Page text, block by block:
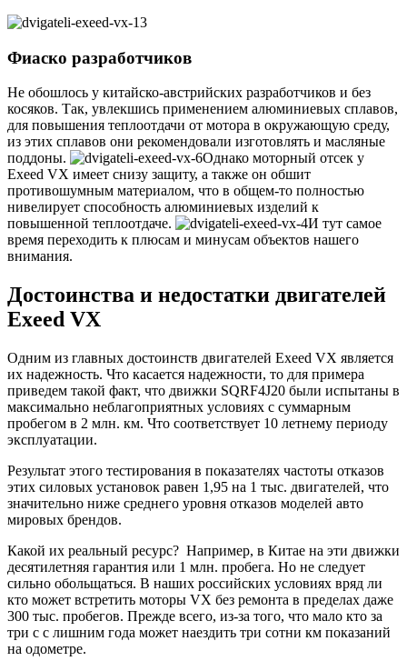
Фиаско разработчиков
Не обошлось у китайско-австрийских разработчиков и без
косяков. Так, увлекшись применением алюминиевых сплавов,
для повышения теплоотдачи от мотора в окружающую среду,
из этих сплавов они рекомендовали изготовлять и масляные
поддоны.
Однако моторный отсек у
Exeed VX имеет снизу защиту, а также он обшит
противошумным материалом, что в общем-то полностью
нивелирует способность алюминиевых изделий к
повышенной теплоотдаче.
И тут самое
время переходить к плюсам и минусам объектов нашего
внимания.
Достоинства и недостатки двигателей
Exeed VX
Одним из главных достоинств двигателей Exeed VX является
их надежность. Что касается надежности, то для примера
приведем такой факт, что движки SQRF4J20 были испытаны в
максимально неблагоприятных условиях с суммарным
пробегом в 2 млн. км. Что соответствует 10 летнему периоду
эксплуатации.
Результат этого тестирования в показателях частоты отказов
этих силовых установок равен 1,95 на 1 тыс. двигателей, что
значительно ниже среднего уровня отказов моделей авто
мировых брендов.
Какой их реальный ресурс? Например, в Китае на эти движки
десятилетняя гарантия или 1 млн. пробега. Но не следует
сильно обольщаться. В наших российских условиях вряд ли
кто может встретить моторы VX без ремонта в пределах даже
300 тыс. пробегов. Прежде всего, из-за того, что мало кто за
три c с лишним года может наездить три сотни км показаний
на одометре.